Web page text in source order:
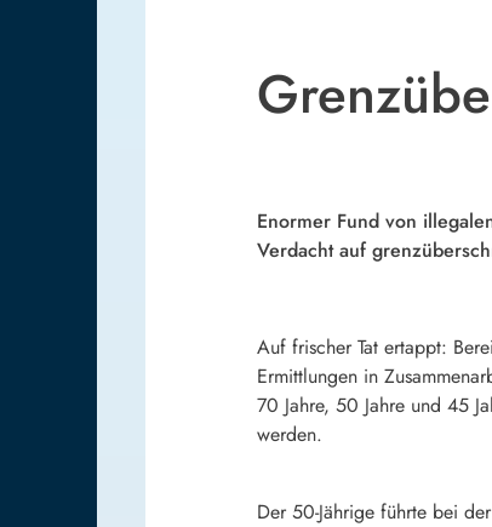
Enormer Fund von
Verdacht auf
Auf frischer Tat ertappt:
Ermittlungen in
70 Jahre, 50 Jahre und 45
werden.
Der 50-Jährige führte bei